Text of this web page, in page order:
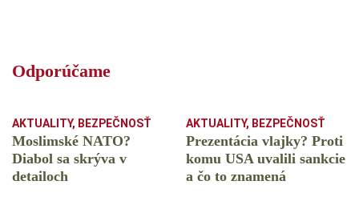
Odporúčame
AKTUALITY, BEZPEČNOSŤ
Moslimské NATO?
Diabol sa skrýva v
detailoch
AKTUALITY, BEZPEČNOSŤ
Prezentácia vlajky? Proti
komu USA uvalili sankcie
a čo to znamená